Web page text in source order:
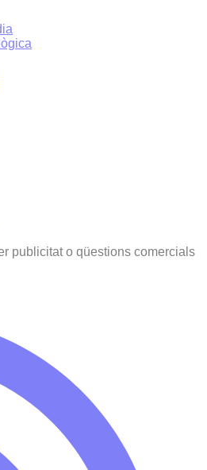
publicitat o qüestions comercials